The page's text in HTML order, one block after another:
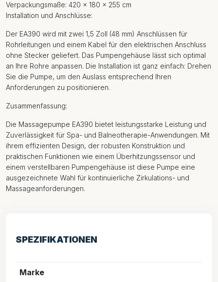
Verpackungsmaße: 420 x 180 x 255 cm
Installation und Anschlüsse:
Der EA390 wird mit zwei 1,5 Zoll (48 mm) Anschlüssen für
Rohrleitungen und einem Kabel für den elektrischen Anschluss
ohne Stecker geliefert. Das Pumpengehäuse lässt sich optimal
an Ihre Rohre anpassen. Die Installation ist ganz einfach: Drehen
Sie die Pumpe, um den Auslass entsprechend Ihren
Anforderungen zu positionieren.
Zusammenfassung:
Die Massagepumpe EA390 bietet leistungsstarke Leistung und
Zuverlässigkeit für Spa- und Balneotherapie-Anwendungen. Mit
ihrem effizienten Design, der robusten Konstruktion und
praktischen Funktionen wie einem Überhitzungssensor und
einem verstellbaren Pumpengehäuse ist diese Pumpe eine
ausgezeichnete Wahl für kontinuierliche Zirkulations- und
Massageanforderungen.
SPEZIFIKATIONEN
Marke